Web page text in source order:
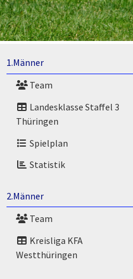
1.Männer
Team
Landesklasse Staffel 3
Thüringen
Spielplan
Statistik
2.Männer
Team
Kreisliga KFA
Westthüringen